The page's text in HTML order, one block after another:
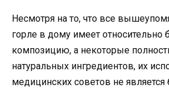
Несмотря на то, что все
горле в дому имеет относительно
композицию, а некоторые
натуральных ингредиентов, их
медицинских советов не